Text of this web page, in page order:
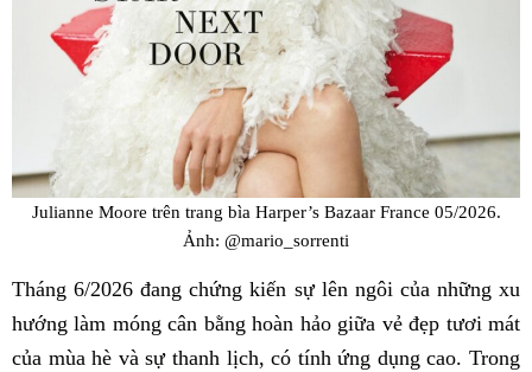
Julianne Moore trên trang bìa Harper’s Bazaar France 05/2026.
Ảnh: @mario_sorrenti
Tháng 6/2026 đang chứng kiến sự lên ngôi của những xu
hướng làm móng cân bằng hoàn hảo giữa vẻ đẹp tươi mát
của mùa hè và sự thanh lịch, có tính ứng dụng cao. Trong